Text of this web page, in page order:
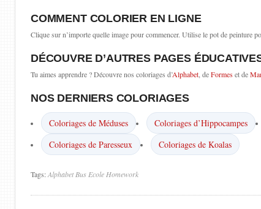
COMMENT COLORIER EN LIGNE
Clique sur n’importe quelle image pour commencer. Utilise le pot de
DÉCOUVRE D’AUTRES PAGES
Tu aimes apprendre ? Découvre nos coloriages d’Alphabet , deFormeset de
NOS DERNIERS COLORIAGES
Coloriages de Méduses Coloriages d’Hippocampes
Coloriages de Paresseux
Coloriages de Koalas
Tags:Alphabet Bus Ecole Homework